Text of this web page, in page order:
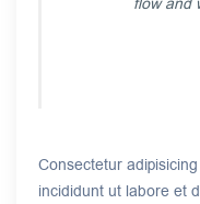
Consectetur
incididunt ut labore et